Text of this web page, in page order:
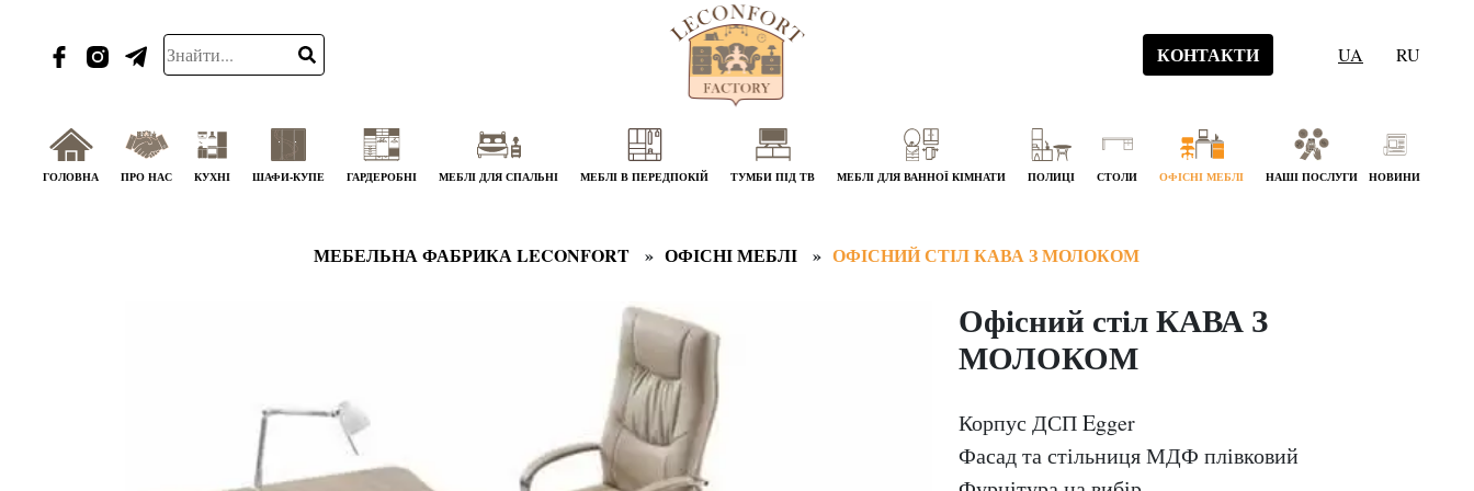
КОНТАКТИ UA RU
ГОЛОВНА ПРО НАС КУХНІ ШАФИ-КУПЕ ГАРДЕРОБНІ МЕБЛІ ДЛЯ СПАЛЬНІ МЕБЛІ В ПЕРЕДПОКІЙ ТУМБИ ПІД ТВ МЕБЛІ ДЛЯ ВАННОЇ КІМНАТИ ПОЛИЦІ СТОЛИ ОФІСНІ МЕБЛІ НАШІ ПОСЛУГИ НОВИНИ
МЕБЕЛЬНА ФАБРИКА LECONFORT ОФІСНІ МЕБЛІ ОФІСНИЙ СТІЛ КАВА З МОЛОКОМ
Офісний стіл КАВА З
МОЛОКОМ
Корпус ДСП Egger
Фасад та стільниця МДФ плівковий